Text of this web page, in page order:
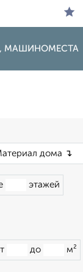
МАШИНОМЕСТА
этажей
до м²